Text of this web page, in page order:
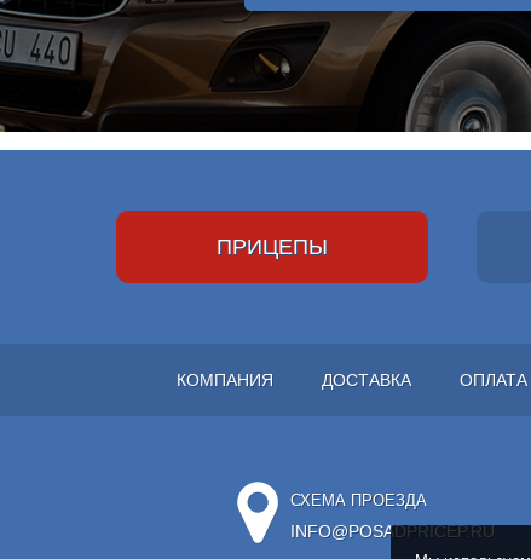
ПРИЦЕПЫ
КОМПАНИЯ ДОСТАВКА ОПЛАТА
СХЕМА ПРОЕЗДА
INFO@POSADPRICEP.RU